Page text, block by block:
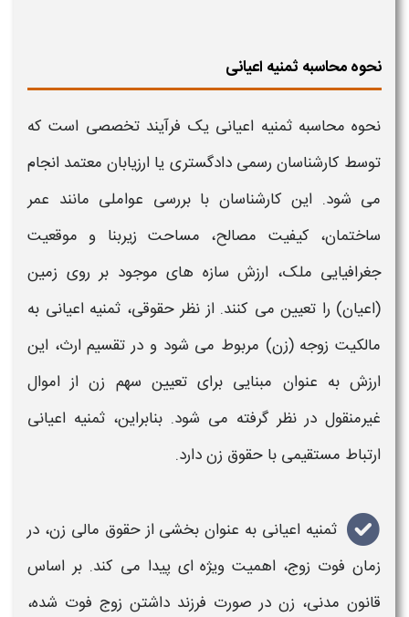
نحوه محاسبه ثمنیه اعیانی
نحوه محاسبه ثمنیه اعیانی یک فرآیند تخصصی است که
توسط کارشناسان رسمی دادگستری یا ارزیابان معتمد انجام
می‌ شود. این کارشناسان با بررسی عواملی مانند عمر
ساختمان، کیفیت مصالح، مساحت زیربنا و موقعیت
جغرافیایی ملک، ارزش سازه‌ های موجود بر روی زمین
(اعیان) را تعیین می‌ کنند. از نظر حقوقی، ثمنیه اعیانی به
مالکیت زوجه (زن) مربوط می‌ شود و در تقسیم ارث، این
ارزش به عنوان مبنایی برای تعیین سهم زن از اموال
غیرمنقول در نظر گرفته می‌ شود. بنابراین، ثمنیه اعیانی
ارتباط مستقیمی با حقوق زن دارد.
ثمنیه اعیانی به عنوان بخشی از حقوق مالی زن، در
زمان فوت زوج، اهمیت ویژه‌ ای پیدا می‌ کند. بر اساس
قانون مدنی، زن در صورت فرزند داشتن زوج فوت شده،